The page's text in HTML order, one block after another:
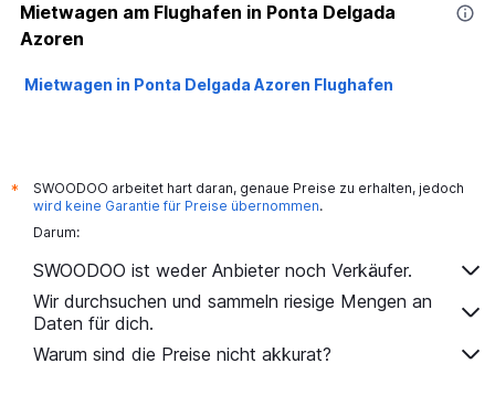
Mietwagen am Flughafen in Ponta Delgada
Azoren
Mietwagen in Ponta Delgada Azoren Flughafen
*
SWOODOO arbeitet hart daran, genaue Preise zu erhalten, jedoch
wird keine Garantie für Preise übernommen.
Darum:
SWOODOO ist weder Anbieter noch Verkäufer.
Wir durchsuchen und sammeln riesige Mengen an
Daten für dich.
Warum sind die Preise nicht akkurat?